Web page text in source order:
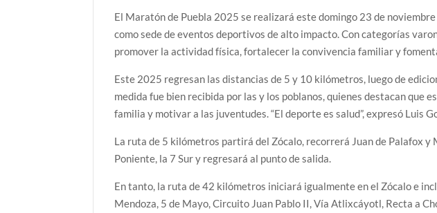
El Maratón de Puebla 2025 se realizará este domingo 23 de
como sede de eventos deportivos de alto impacto. Con categorías
promover la actividad física, fortalecer la convivencia familiar y
Este 2025 regresan las distancias de 5 y 10 kilómetros, luego de
medida fue bien recibida por las y los poblanos, quienes destacan que
familia y motivar a las juventudes. “El deporte es salud”, expresó Luis
La ruta de 5 kilómetros partirá del Zócalo, recorrerá Juan de Palafox y
Poniente, la 7 Sur y regresará al punto de salida.
En tanto, la ruta de 42 kilómetros iniciará igualmente en el Zócalo e
Mendoza, 5 de Mayo, Circuito Juan Pablo II, Vía Atlixcáyotl, Recta a